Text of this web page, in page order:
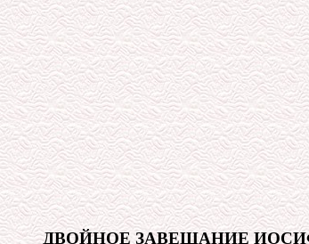
ДВОЙНОЕ ЗАВЕЩАНИЕ